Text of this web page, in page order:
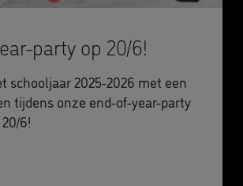
party op 20/6!
schooljaar 2025-2026 met een
tijdens onze end-of-year-party
6!